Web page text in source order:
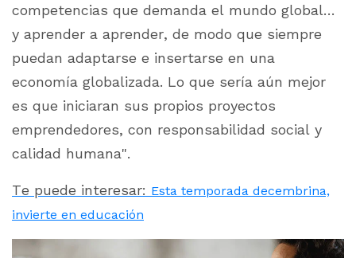
competencias que demanda el mundo global…
y aprender a aprender, de modo que siempre
puedan adaptarse e insertarse en una
economía globalizada. Lo que sería aún mejor
es que iniciaran sus propios proyectos
emprendedores, con responsabilidad social y
calidad humana".
Te puede interesar: Esta temporada decembrina,
invierte en educación